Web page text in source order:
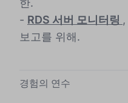
한.
- RDS 서버 모니터링
보고를 위해.
경험의 연수